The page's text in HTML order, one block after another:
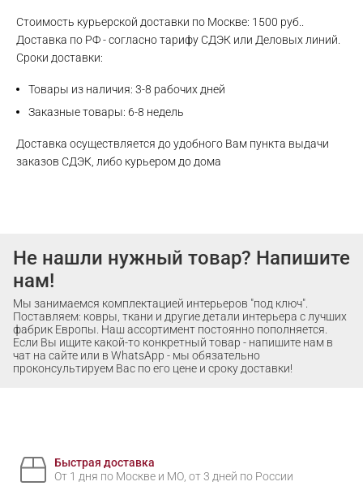
Стоимость курьерской доставки по Москве: 1500 руб..
Доставка по РФ - согласно тарифу СДЭК или Деловых линий.
Сроки доставки:
Товары из наличия: 3-8 рабочих дней
Заказные товары: 6-8 недель
Доставка осуществляется до удобного Вам пункта выдачи
заказов СДЭК, либо курьером до дома
Не нашли нужный товар? Напишите
нам!
Мы занимаемся комплектацией интерьеров "под ключ".
Поставляем: ковры, ткани и другие детали интерьера с лучших
фабрик Европы. Наш ассортимент постоянно пополняется.
Если Вы ищите какой-то конкретный товар - напишите нам в
чат на сайте или в WhatsApp - мы обязательно
проконсультируем Вас по его цене и сроку доставки!
Быстрая доставка
От 1 дня по Москве и МО, от 3 дней по России